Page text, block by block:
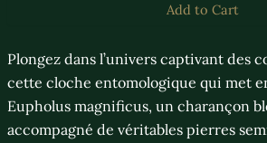
Add to Cart
Plongez dans l’univers captivant des
cette cloche entomologique qui met
Eupholus magnificus, un charançon
accompagné de véritables pierres